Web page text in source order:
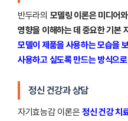
반두라의 모델링 이론은 미디어
영향을 이해하는 데 중요한 기본
모델이 제품을 사용하는 모습을
사용하고 싶도록 만드는 방식으
정신 건강과 상담
자기효능감 이론은 정신 건강 치